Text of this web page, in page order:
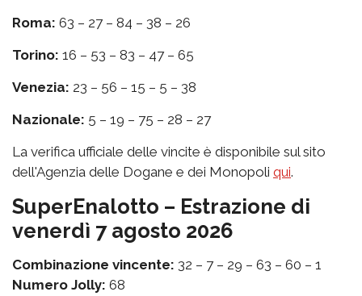
Roma: 63 – 27 – 84 – 38 – 26
Torino: 16 – 53 – 83 – 47 – 65
Venezia: 23 – 56 – 15 – 5 – 38
Nazionale: 5 – 19 – 75 – 28 – 27
La verifica ufficiale delle vincite è disponibile sul sito
dell'Agenzia delle Dogane e dei Monopoli qui.
SuperEnalotto – Estrazione di
venerdì 7 agosto 2026
Combinazione vincente: 32 – 7 – 29 – 63 – 60 – 1
Numero Jolly: 68